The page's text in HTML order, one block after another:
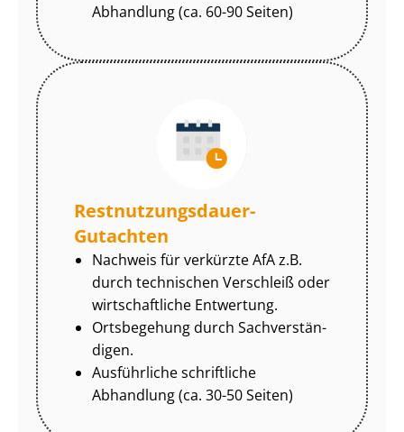
Abhandlung (ca. 60-90 Seiten)
Rest­nut­zungs­dau­er-
Gutachten
Nachweis für verkürzte AfA z.B.
durch technischen Verschleiß oder
wirtschaftliche Entwertung.
Ortsbegehung durch Sach­ver­stän­
di­gen.
Ausführliche schriftliche
Abhandlung (ca. 30-50 Seiten)